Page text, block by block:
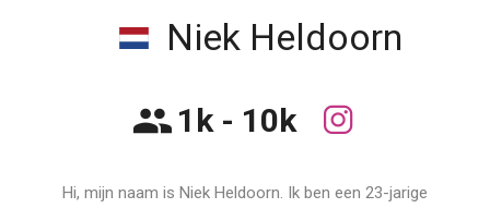
Niek Heldoorn
1k - 10k
Hi, mijn naam is Niek Heldoorn. Ik ben een 23-jarige